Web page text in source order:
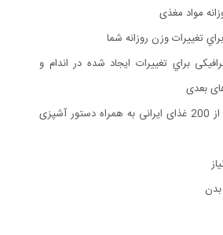
مواد مغذی
تغييرات وزن روزانه شما
براي تغييرات ايجاد شده در اندام و
بعدی
- محاسبه كالری بيش از 200 غذای ايرانی به همراه دستور آشپزی